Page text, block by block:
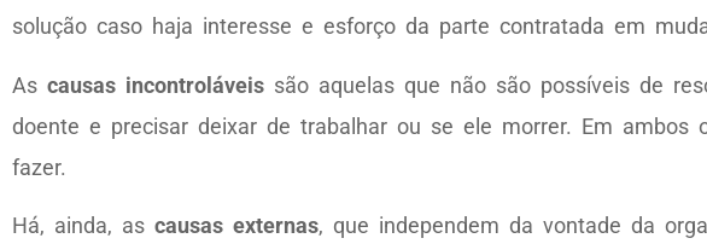
solução caso haja interesse e esforço da parte contratada em
As causas incontroláveis são aquelas que não são possíveis de
doente e precisar deixar de trabalhar ou se ele morrer. Em
fazer.
Há, ainda, as causas externas, que independem da vontade da